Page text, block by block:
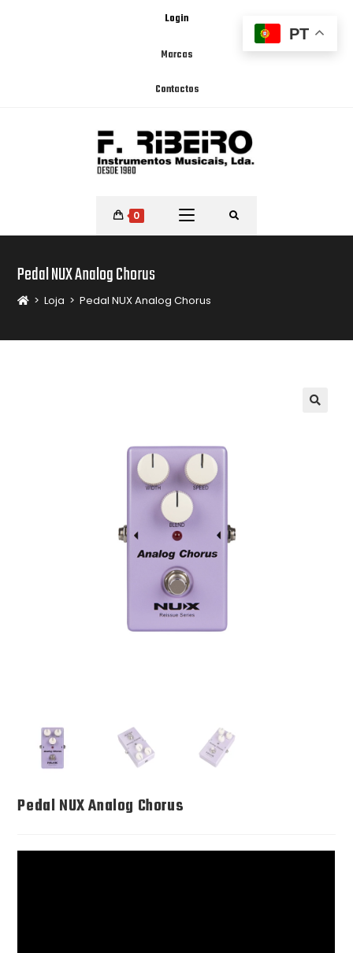
Login
Marcas
Contactos
0
Pedal NUX Analog Chorus
> Loja > Pedal NUX Analog Chorus
Pedal NUX Analog Chorus
PT